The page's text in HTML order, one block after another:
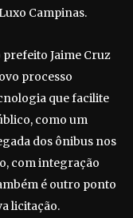
Campinas.
Jaime Cruz
processo
que facilite
como um
dos ônibus nos
com integração
é outro ponto
licitação.